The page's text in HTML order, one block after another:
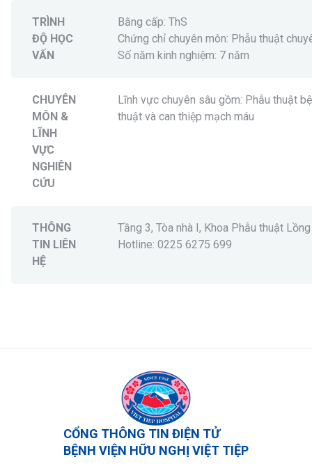
TRÌNH
ĐỘ HỌC
VẤN
Bằng cấp: ThS
Chứng chỉ chuyên môn: Phẫu thuật
Số năm kinh nghiệm: 7 năm
CHUYÊN
MÔN &
LĨNH
VỰC
NGHIÊN
CỨU
Lĩnh vực chuyên sâu gồm: Phẫu thuật
thuật và can thiệp mạch máu
THÔNG
TIN LIÊN
HỆ
Tầng 3, Tòa nhà I, Khoa Phẫu thuật
Hotline: 0225 6275 699
CỔNG THÔNG TIN ĐIỆN TỬ
BỆNH VIỆN HỮU NGHỊ VIỆT TIỆP